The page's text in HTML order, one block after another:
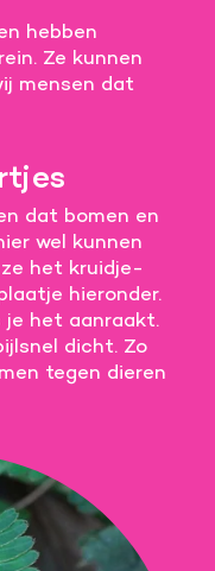
hebben
Ze kunnen
mensen dat
dat bomen en
wel kunnen
het kruidje-
hieronder.
het aanraakt.
dicht. Zo
tegen dieren